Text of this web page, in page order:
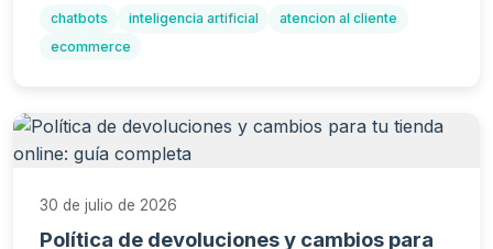
chatbots inteligencia artificial
atencion al cliente
ecommerce
30 de julio de 2026
Política de devoluciones y cambios para